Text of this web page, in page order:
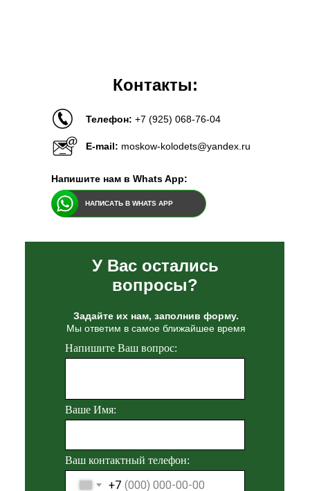
Контакты:
Телефон: +7 (925) 068-76-04
Напишите нам в Whats App:
НАПИСАТЬ В WHATS APP
E-mail: moskow-kolodets@yandex.ru
У Вас остались
вопросы?
Задайте их нам, заполнив форму.
Мы ответим в самое ближайшее время
Напишите Ваш вопрос:
Ваше Имя:
Ваш контактный телефон:
+7